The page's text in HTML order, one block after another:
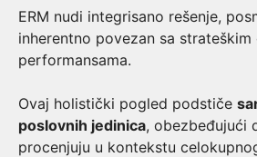
ERM nudi integrisano rešenje,
inherentno povezan sa strateškim
performansama.
Ovaj holistički pogled podstiče
poslovnih jedinica, obezbeđujući
procenjuju u kontekstu